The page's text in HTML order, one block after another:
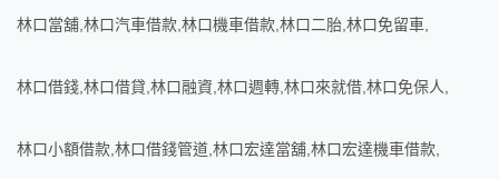
林口當舖,林口汽車借款,林口機車借款,林口二胎,林口免留車,
林口借錢,林口借貸,林口融資,林口週轉,林口來就借,林口免保人,
林口小額借款,林口借錢管道,林口宏達當舖,林口宏達機車借款,